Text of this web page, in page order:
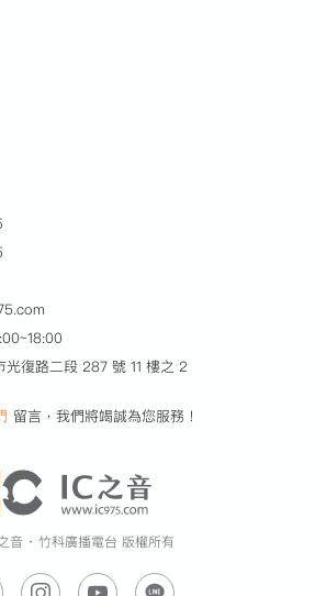
音 ‧ 竹科廣播電台 版權所有
光復路二段 287 號 11 樓之 2
留言，我們將竭誠為您服務！